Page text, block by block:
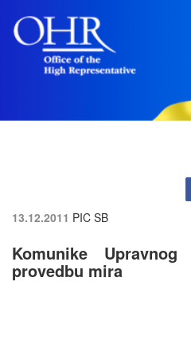
13.12.2011 PIC SB
Komunike
provedbu mira